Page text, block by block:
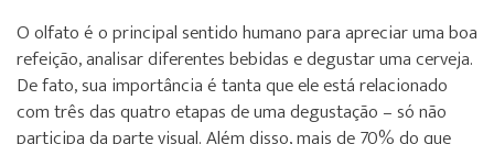
O olfato é o principal sentido humano para apreciar uma boa
refeição, analisar diferentes bebidas e degustar uma cerveja.
De fato, sua importância é tanta que ele está relacionado
com três das quatro etapas de uma degustação – só não